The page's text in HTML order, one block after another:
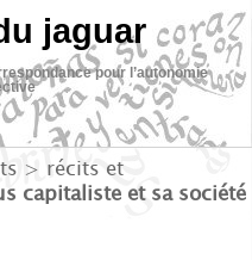
jaguar
pour l’autonomie
> récits et
capitaliste et sa société